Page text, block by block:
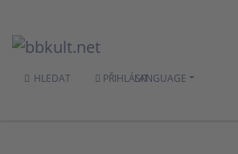
HLEDAT PŘIHLÁSITLANGUAGE